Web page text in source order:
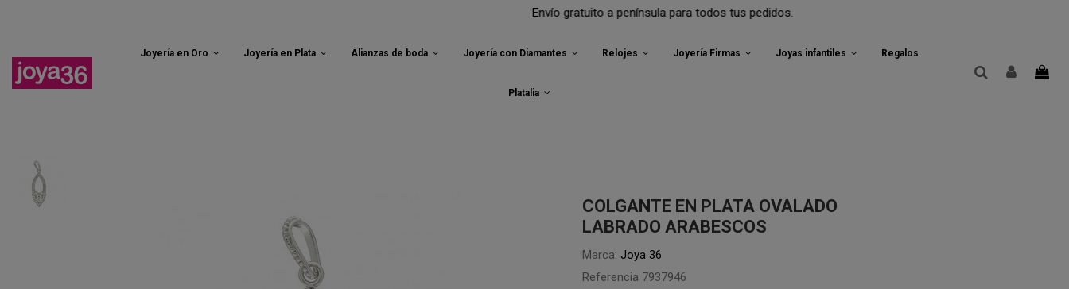
Envío gratuito a península para todos tus pedidos.
Joyería en Oro Joyería en Plata Alianzas de boda Joyería con Diamantes Relojes Joyería Firmas Joyas infantiles Regalos
Platalia
COLGANTE EN PLATA OVALADO
LABRADO ARABESCOS
Marca: Joya 36
Referencia 7937946